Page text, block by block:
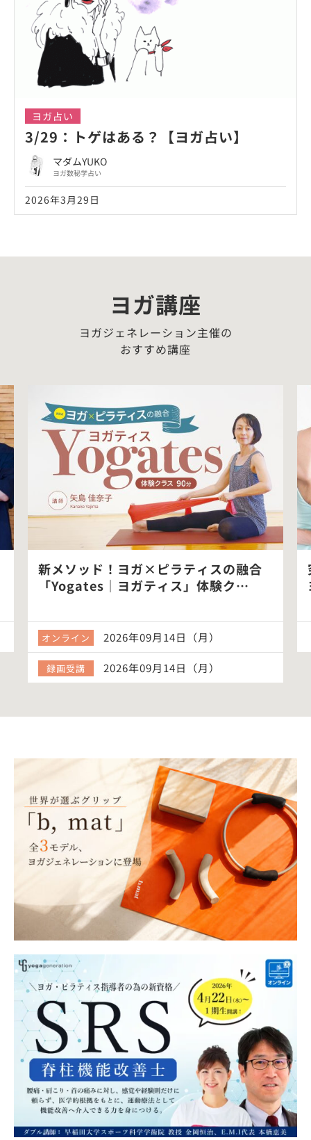
ヨガ占い
3/29：トゲはある？【ヨガ占い】
マダムYUKO
ヨガ数秘学占い
2026年3月29日
ヨガ講座
ヨガジェネレーション主催の
おすすめ講座
新メソッド！ヨガ×ピラティスの融合
「Yogates｜ヨガティス」体験ク…
オンライン 2026年09月14日（月）
録画受講 2026年09月14日（月）